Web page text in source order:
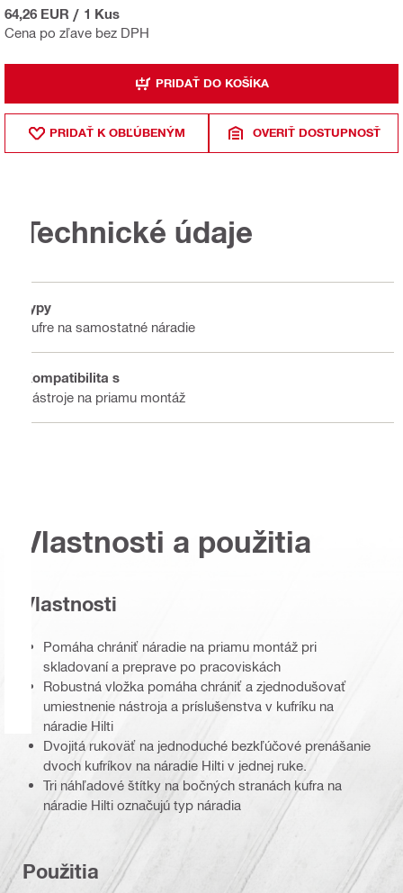
Cena po zľave bez DPH
64,26 EUR / 1 Kus
PRIDAŤ DO KOŠÍKA
PRIDAŤ K OBĽÚBENÝM OVERIŤ DOSTUPNOSŤ
Technické údaje
Typy
Kufre na samostatné náradie
Kompatibilita s
Nástroje na priamu montáž
Vlastnosti a použitia
Vlastnosti
Pomáha chrániť náradie na priamu montáž pri
skladovaní a preprave po pracoviskách
Robustná vložka pomáha chrániť a zjednodušovať
umiestnenie nástroja a príslušenstva v kufríku na
náradie Hilti
Dvojitá rukoväť na jednoduché bezkľúčové prenášanie
dvoch kufríkov na náradie Hilti v jednej ruke.
Tri náhľadové štítky na bočných stranách kufra na
náradie Hilti označujú typ náradia
Použitia